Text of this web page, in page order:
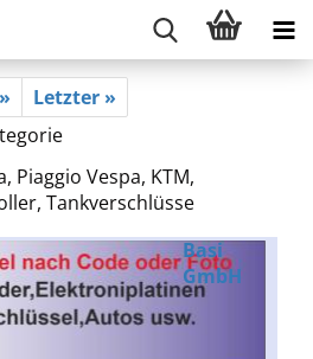
Letzter »
Piaggio Vespa, KTM,
Tankverschlüsse
Basi
GmbH